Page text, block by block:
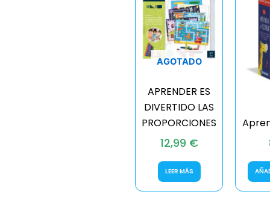
AGOTADO
APRENDER ES
DIVERTIDO LAS
PROPORCIONES
12,99 €
LEER MÁS